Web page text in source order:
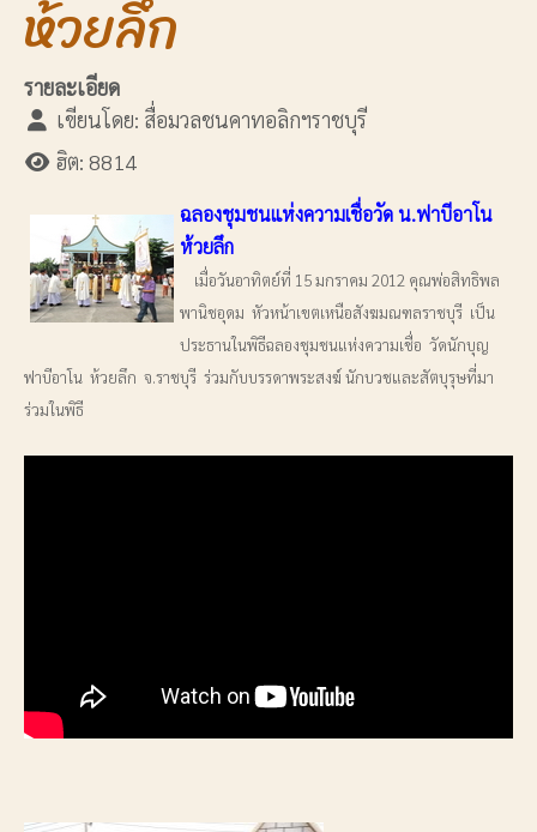
ห้วยลึก
รายละเอียด
เขียนโดย: สื่อมวลชนคาทอลิกฯราชบุรี
ฮิต: 8814
ฉลองชุมชนแห่งความเชื่อวัด น.ฟาบีอาโน
ห้วยลึก
เมื่อวันอาทิตย์ที่ 15 มกราคม 2012 คุณพ่อสิทธิพล
พานิชอุดม หัวหน้าเขตเหนือสังฆมณฑลราชบุรี เป็น
ประธานในพิธีฉลองชุมชนแห่งความเชื่อ วัดนักบุญ
ฟาบีอาโน ห้วยลึก จ.ราชบุรี ร่วมกับบรรดาพระสงฆ์ นักบวชและสัตบุรุษที่มา
ร่วมในพิธี